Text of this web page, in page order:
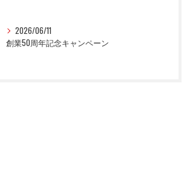
2026/06/11
創業50周年記念キャンペーン